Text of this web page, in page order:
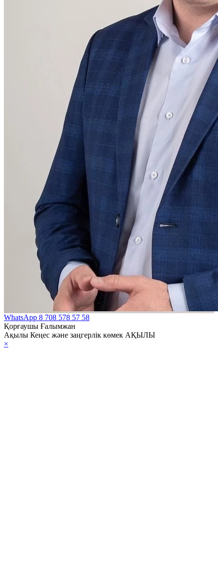
WhatsApp 8 708 578 57 58
Қорғаушы Ғалымжан
Ақылы Кеңес және заңгерлік көмек АҚЫЛЫ
×